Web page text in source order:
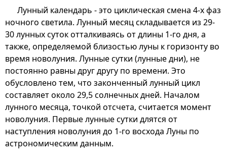
Лунный календарь - это циклическая смена 4-х фаз
ночного светила. Лунный месяц складывается из 29-
30 лунных суток отталкиваясь от длины 1-го дня, а
также, определяемой близостью луны к горизонту во
время новолуния. Лунные сутки (лунные дни), не
постоянно равны друг другу по времени. Это
обусловлено тем, что законченный лунный цикл
составляет около 29,5 солнечных дней. Началом
лунного месяца, точкой отсчета, считается момент
новолуния. Первые лунные сутки длятся от
наступления новолуния до 1-го восхода Луны по
астрономическим данным.